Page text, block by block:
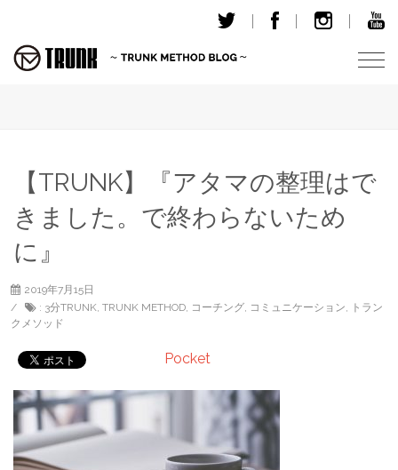
T
【TRUNK】『アタマの整理はで
きました。で終わらないため
に』
2019年7月15日
: 3分TRUNK, TRUNK METHOD, コーチング, コミュニケーション, トラン
クメソッド
Pocket